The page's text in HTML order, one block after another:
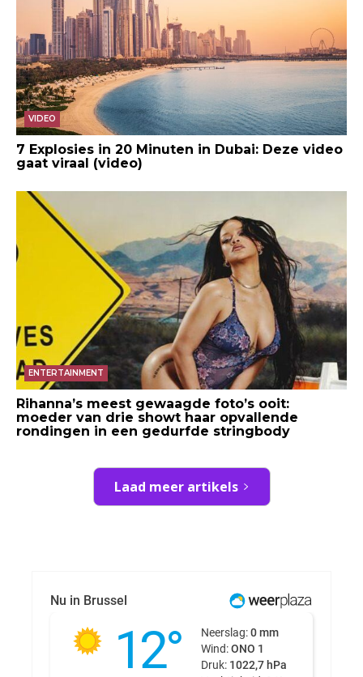
VIDEO
7 Explosies in 20 Minuten in Dubai: Deze video
gaat viraal (video)
ENTERTAINMENT
Rihanna’s meest gewaagde foto’s ooit:
moeder van drie showt haar opvallende
rondingen in een gedurfde stringbody
Laad meer artikels